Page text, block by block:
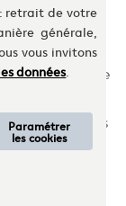
Fondée en
et Uber
ambitionne
restaurants
(Dark ou
retrait de votre
générale,
vous invitons
données.
Paramétrer
les cookies